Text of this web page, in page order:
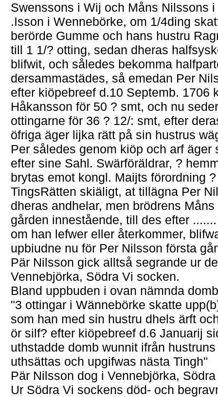
Swenssons i Wij och Måns Nilssons
.Isson i Wennebörke, om 1/4ding
berörde Gumme och hans hustru
till 1 1/? otting, sedan dheras
blifwit, och således bekomma
dersammastädes, så emedan Per
efter kiöpebreef d.10 Septemb. 1706
Håkansson för 50 ? smt, och nu
ottingarne för 36 ? 12/: smt, efter
öfriga äger lijka rätt på sin hustrus
Per således genom kiöp och arf
efter sine Sahl. Swärföräldrar, ?
brytas emot kongl. Maijts förordning
TingsRätten skiäligt, at tillägna Per
dheras andhelar, men brödrens
gården innestående, till des efter
om han lefwer eller återkommer,
upbiudne nu för Per Nilsson första
Pär Nilsson gick alltså segrande ur
Vennebjörka, Södra Vi socken.
Bland uppbuden i ovan nämnda
"3 ottingar i Wännebörke skatte
som han med sin hustru dhels ärft
ör silf? efter kiöpebreef d.6 Januarij
uthstadde domb wunnit ifrån
uthsättas och upgifwas nästa Tingh"
Pär Nilsson dog i Vennebjörka,
Ur Södra Vi sockens död- och